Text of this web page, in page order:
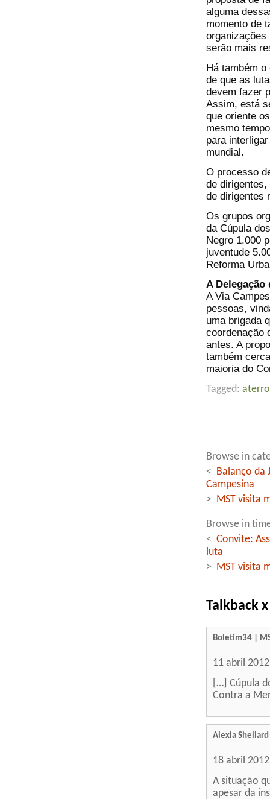
alguma
momento de
serão mais
Há também
de que as
devem fazer
Assim, está
que oriente
mesmo
para
mundial.
O processo
de dirigentes,
de dirigentes
Os grupos
da Cúpula
Negro 1.000
juventude
Reforma
A Delegação
A Via
pessoas,
uma brigada
coordenação
antes. A
também
maioria do
Tagged:
Browse in
<
Balanço da
Campesina
>
MST visita
Browse in
< Convite:
luta
>
MST visita
Talkback
Boletim34 |
11 abril
[…] Cúpula
Contra a
Alexia Shellard
18 abril
A situação
apesar da